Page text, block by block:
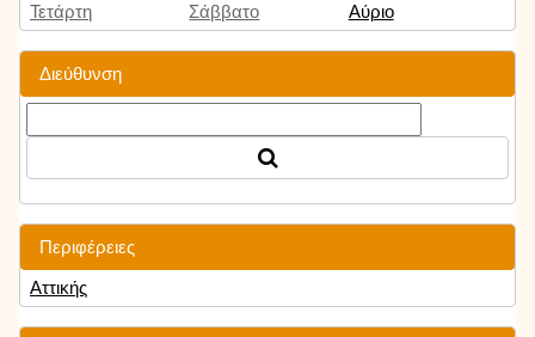
Τετάρτη
Σάββατο
Αύριο
Διεύθυνση
Περιφέρειες
Αττικής